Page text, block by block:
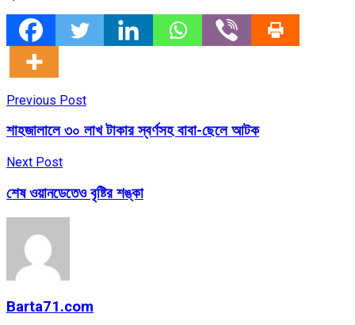
Previous Post
শাহজালালে ৩০ লাখ টাকার স্বর্ণসহ বাবা-ছেলে আটক
Next Post
শেষ ওয়ানডেতেও বৃষ্টির শঙ্কা
Barta71.com